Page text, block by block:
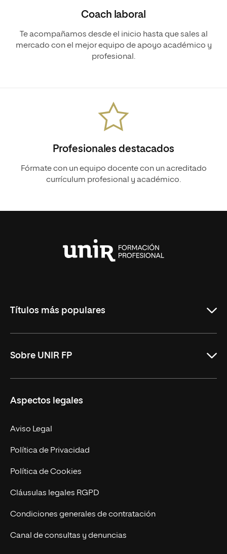
Coach laboral
Te acompañamos desde el inicio hasta que sales al
mercado con el mejor equipo de apoyo académico y
profesional.
Profesionales destacados
Fórmate con un equipo docente con un acreditado
currículum profesional y académico.
Títulos más populares
DAM Online
DAW Online
Administración y Finanzas Online
Marketing y Publicidad Online
Sobre UNIR FP
Revista UNIR FP
Grados superiores
Becas para Formación Profesional
Aspectos legales
Aviso Legal
Política de Privacidad
Política de Cookies
Cláusulas legales RGPD
Condiciones generales de contratación
Canal de consultas y denuncias